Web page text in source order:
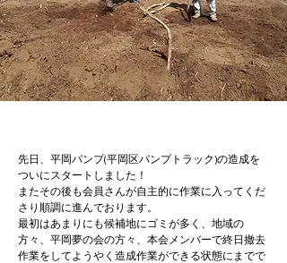
先日、平岡パンプ(平岡区パンプトラック)の造成を
ついにスタートしました！
またその後も会員さんが自主的に作業に入ってくだ
さり順調に進んでおります。
最初はあまりにも候補地にゴミが多く、地域の
方々、平岡夢の会の方々、本会メンバーで終日撤去
作業をしてようやく造成作業ができる状態にまでで